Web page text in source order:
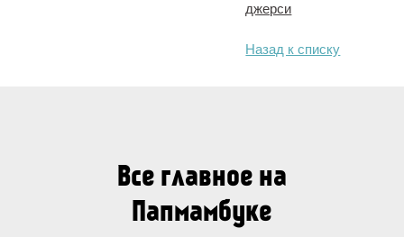
джерси
Назад к списку
Все главное на
Папмамбуке